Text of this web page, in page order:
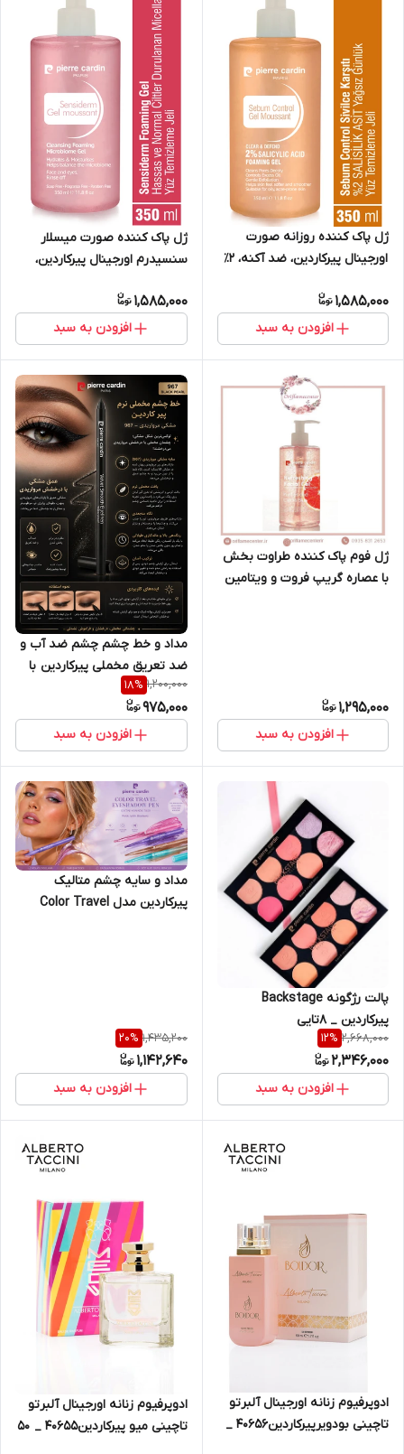
ژل پاک کننده روزانه صورت
اورجینال پیرکاردین، ضد آکنه، ۲٪
۳۵۰ میلی لیتر
1,585,000
افزودن به سبد
ژل پاک کننده صورت میسلار
سنسیدرم اورجینال پیرکاردین،
حساس و معمولی،
1,585,000
افزودن به سبد
ژل فوم پاک کننده طراوت بخش
با عصاره گریپ فروت و ویتامین
1,295,000
افزودن به سبد
مداد و خط چشم چشم ضد آب و
ضد تعریق مخملی پیرکاردین با
شاین ظریف
1,200,000
18%
975,000
افزودن به سبد
پالت رژگونه Backstage
پیرکاردین _ ۸تایی
2,668,000
12%
2,346,000
افزودن به سبد
مداد و سایه چشم متالیک
پیرکاردین مدل Color Travel
1,435,200
20%
1,142,640
افزودن به سبد
ادوپرفیوم زنانه اورجینال آلبرتو
تاچینی بودویرپیرکاردین40656 _
ادوپرفیوم زنانه اورجینال آلبرتو
تاچینی میو پیرکاردین40655 _ ۵۰